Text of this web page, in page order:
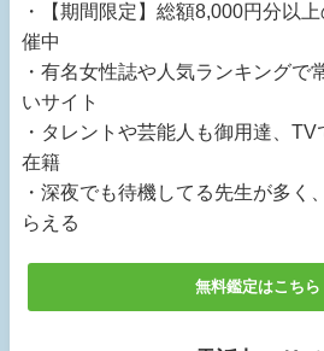
・【期間限定】総額8,000円分以
催中
・有名女性誌や人気ランキングで
いサイト
・タレントや芸能人も御用達、
在籍
・深夜でも待機してる先生が多く
らえる
無料鑑定はこちら